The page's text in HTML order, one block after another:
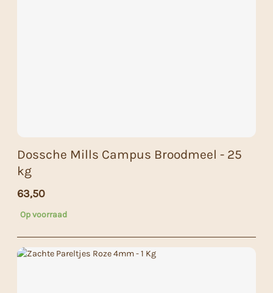
Dossche Mills Campus Broodmeel - 25
kg
63,50
Op voorraad